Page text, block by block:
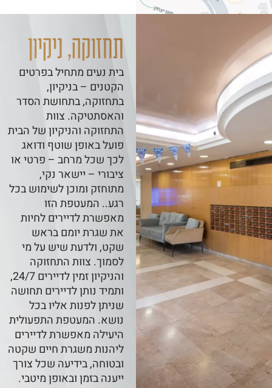
תחזוקה, ניקיון
בית נעים מתחיל בפרטים
הקטנים – בניקיון,
בתחזוקה, בתחושת הסדר
והאסתטיקה. צוות
התחזוקה והניקיון של הבית
פועל באופן שוטף ודואג
לכך שכל מרחב – פרטי או
ציבורי – יישאר נקי,
מתוחזק ומוכן לשימוש בכל
רגע.. המעטפת הזו
מאפשרת לדיירים לחיות
את שגרת יומם בראש
שקט, ולדעת שיש על מי
לסמוך. צוות התחזוקה
והניקיון זמין לדיירים 24/7,
ותמיד נותן לדיירים תחושה
שניתן לפנות אליו בכל
נושא. המעטפת התפעולית
היעילה מאפשרת לדיירים
ליהנות משגרת חיים שקטה
ובטוחה, בידיעה שכל צורך
ייענה בזמן ובאופן מיטבי.